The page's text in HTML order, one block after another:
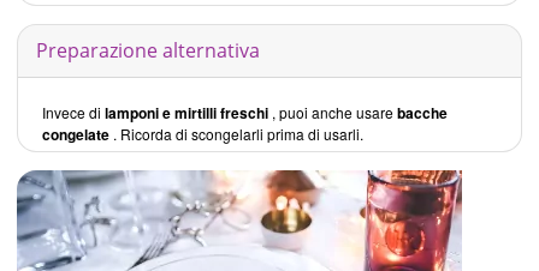
Preparazione alternativa
Invece di lamponi e mirtilli freschi , puoi anche usarebacche
congelate . Ricorda di scongelarli prima di usarli.